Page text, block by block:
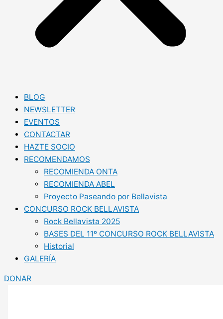
BLOG
NEWSLETTER
EVENTOS
CONTACTAR
HAZTE SOCIO
RECOMENDAMOS
RECOMIENDA ONTA
RECOMIENDA ABEL
Proyecto Paseando por Bellavista
CONCURSO ROCK BELLAVISTA
Rock Bellavista 2025
BASES DEL 11º CONCURSO ROCK BELLAVISTA
Historial
GALERÍA
DONAR